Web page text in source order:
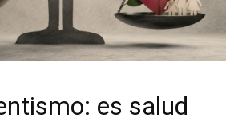
es salud